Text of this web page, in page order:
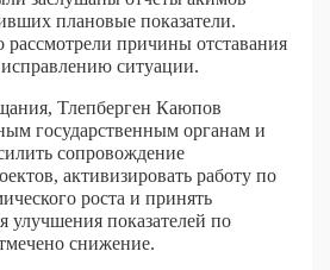
плановые показатели.
причины отставания
ситуации.
Тлепберген Каюпов
государственным органам и
сопровождение
активизировать работу по
роста и принять
улучшения показателей по
снижение.